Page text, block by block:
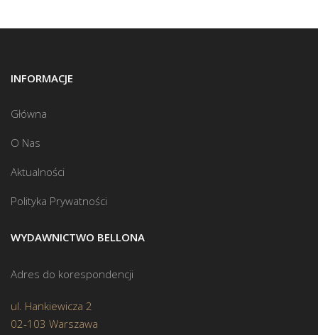
INFORMACJE
Główna
O Nas
Aktualności
Polityka Prywatności
WYDAWNICTWO BELLONA
Adres do korespondencji
ul. Hankiewicza 2
02-103 Warszawa